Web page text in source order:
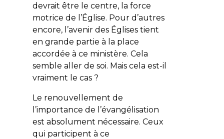
devrait être le centre, la force
motrice de l’Église. Pour d’autres
encore, l’avenir des Églises tient
en grande partie à la place
accordée à ce ministère. Cela
semble aller de soi. Mais cela est-il
vraiment le cas ?
Le renouvellement de
l’importance de l’évangélisation
est absolument nécessaire. Ceux
qui participent à ce